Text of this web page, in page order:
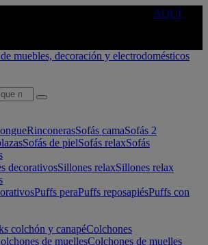
AQUÍ
RinconerasSofás camaSofás 2
Sofás de pielSofás relaxSofás
decorativosSillones relaxSillones relax
Puffs peraPuffs reposapiésPuffs con
colchón y canapéColchones
de muellesColchones de muelles